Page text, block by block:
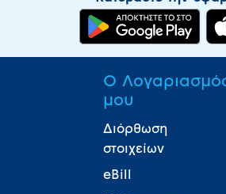
Ο
μου
Διόρθωση
στοιχείων
eBill